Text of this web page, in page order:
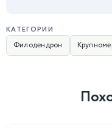
КАТЕГОРИИ
Филодендрон